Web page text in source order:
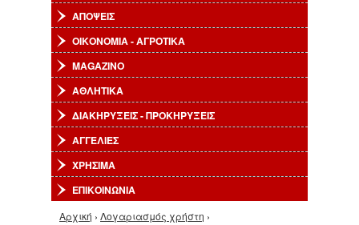
ΑΠΟΨΕΙΣ
ΟΙΚΟΝΟΜΙΑ - ΑΓΡΟΤΙΚΑ
MAGAZINO
ΑΘΛΗΤΙΚΑ
ΔΙΑΚΗΡΥΞΕΙΣ - ΠΡΟΚΗΡΥΞΕΙΣ
ΑΓΓΕΛΙΕΣ
ΧΡΗΣΙΜΑ
ΕΠΙΚΟΙΝΩΝΙΑ
Αρχική › Λογαριασμός χρήστη ›